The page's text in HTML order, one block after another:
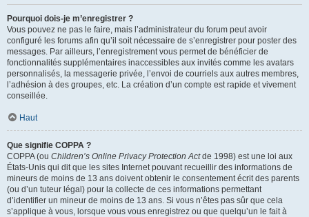
Pourquoi dois-je m’enregistrer ?
Vous pouvez ne pas le faire, mais l’administrateur du forum peut avoir
configuré les forums afin qu’il soit nécessaire de s’enregistrer pour poster des
messages. Par ailleurs, l’enregistrement vous permet de bénéficier de
fonctionnalités supplémentaires inaccessibles aux invités comme les avatars
personnalisés, la messagerie privée, l’envoi de courriels aux autres membres,
l’adhésion à des groupes, etc. La création d’un compte est rapide et vivement
conseillée.
Haut
Que signifie COPPA ?
COPPA (ou Children’s Online Privacy Protection Actde 1998) est une loi aux
États-Unis qui dit que les sites Internet pouvant recueillir des informations de
mineurs de moins de 13 ans doivent obtenir le consentement écrit des parents
(ou d’un tuteur légal) pour la collecte de ces informations permettant
d’identifier un mineur de moins de 13 ans. Si vous n’êtes pas sûr que cela
s’applique à vous, lorsque vous vous enregistrez ou que quelqu’un le fait à